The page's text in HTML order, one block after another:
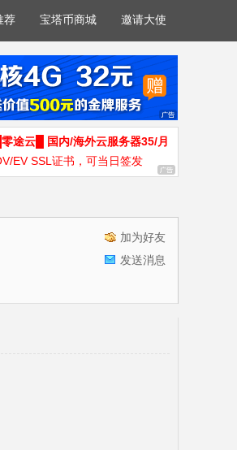
荐 宝塔币商城 邀请大使
█零途云█ 国内/海外云服务器35/月
EV SSL证书，可当日签发
加为好友
发送消息